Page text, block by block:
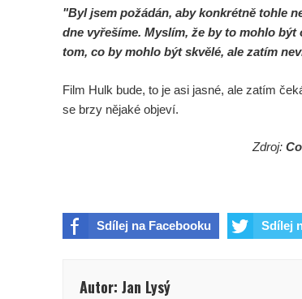
"Byl jsem požádán, aby konkrétně tohle
dne vyřešíme. Myslím, že by to mohlo
tom, co by mohlo být skvělé, ale zatím
Film Hulk bude, to je asi jasné, ale zatím
se brzy nějaké objeví.
Zdroj:
Sdílej na Facebooku Sdílej
Autor: Jan Lysý